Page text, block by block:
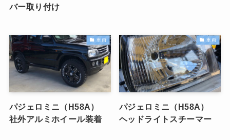
バー取り付け
車両
パジェロミニ（H58A）
社外アルミホイール装着
車両
パジェロミニ（H58A）
ヘッドライトスチーマー